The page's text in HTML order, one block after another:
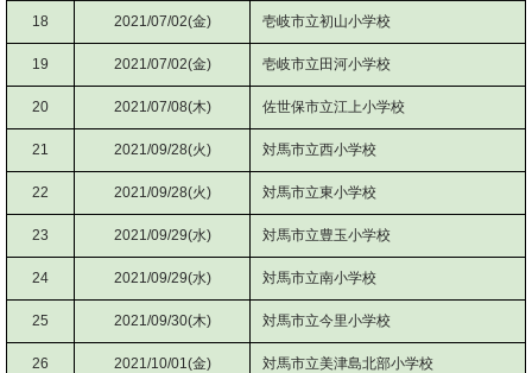
18 2021/07/02(金) 壱岐市立初山小学校
19 2021/07/02(金) 壱岐市立田河小学校
20 2021/07/08(木) 佐世保市立江上小学校
21 2021/09/28(火) 対馬市立西小学校
22 2021/09/28(火) 対馬市立東小学校
23 2021/09/29(水) 対馬市立豊玉小学校
24 2021/09/29(水) 対馬市立南小学校
25 2021/09/30(木) 対馬市立今里小学校
26 2021/10/01(金) 対馬市立美津島北部小学校